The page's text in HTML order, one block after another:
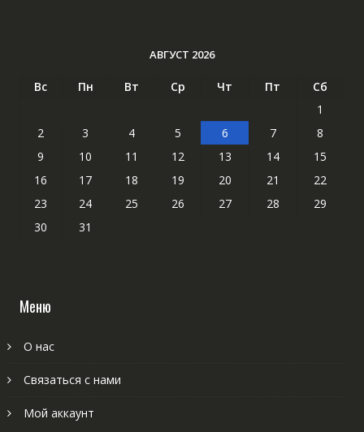
АВГУСТ 2026
Вс Пн Вт Ср Чт Пт
Сб
1
2
3 4 5 6 7
8
9
10 11 12 13 14
15
16
17 18 19 20 21
22
23
24 25 26 27 28
29
30
31
Меню
О нас
Связаться с нами
Мой аккаунт